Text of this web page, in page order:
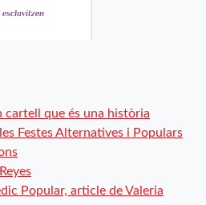
cartell que és una història
Festes Alternatives i Populars
Popular, article de Valeria